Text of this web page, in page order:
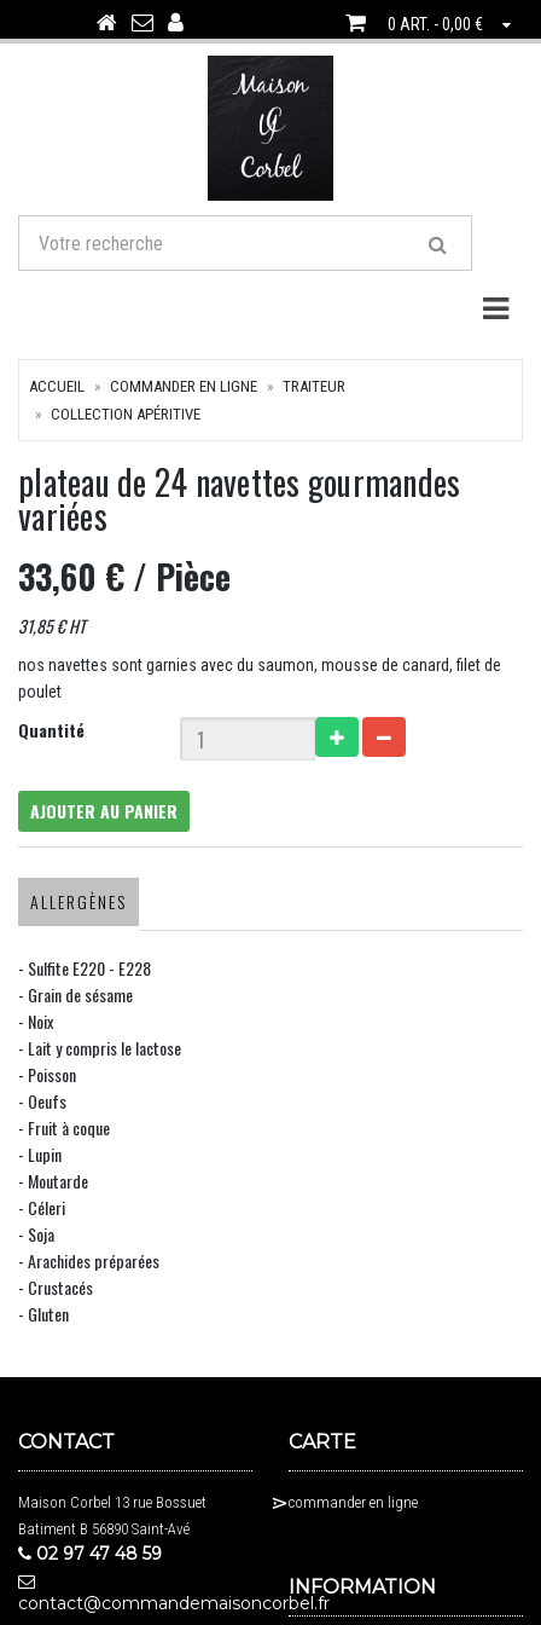
0 ART. - 0,00 €
ACCUEIL COMMANDER EN LIGNE
TRAITEUR
COLLECTION APÉRITIVE
plateau de 24 navettes gourmandes
variées
33,60 €/ Pièce
31,85 € HT
nos navettes sont garnies avec du saumon, mousse de canard, filet de
poulet
Quantité
AJOUTER AU PANIER
ALLERGÈNES
- Sulfite E220 - E228
- Grain de sésame
- Noix
- Lait y compris le lactose
- Poisson
- Oeufs
- Fruit à coque
- Lupin
- Moutarde
- Céleri
- Soja
- Arachides préparées
- Crustacés
- Gluten
CONTACT
Maison Corbel 13 rue Bossuet
Batiment B 56890 Saint-Avé
02 97 47 48 59
contact@commandemaisoncorbel.fr
CARTE
commander en ligne
INFORMATION